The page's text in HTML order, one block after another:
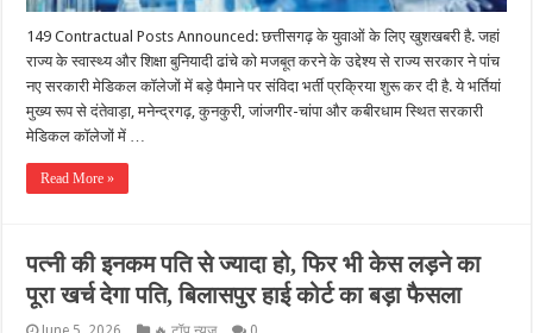
149 Contractual Posts Announced: छत्तीसगढ़ के युवाओं के लिए खुशखबरी है. जहां
राज्य के स्वास्थ्य और शिक्षा बुनियादी ढांचे को मजबूत करने के उद्देश्य से राज्य सरकार ने पांच
नए सरकारी मेडिकल कॉलेजों में बड़े पैमाने पर संविदा भर्ती प्रक्रिया शुरू कर दी है. ये भर्तियां
मुख्य रूप से दंतेवाड़ा, मनेन्द्रगढ़, कुनकुरी, जांजगीर-चांपा और कबीरधाम स्थित सरकारी
मेडिकल कॉलेजों में …
Read More »
पत्नी की इनकम पति से ज्यादा हो, फिर भी केस लड़ने का
पूरा खर्च देगा पति, बिलासपुर हाई कोर्ट का बड़ा फैसला